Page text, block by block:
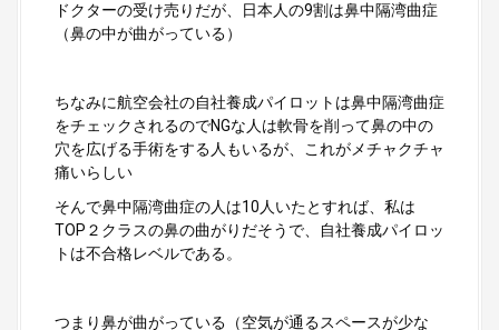
ドクターの受け売りだが、日本人の9割は鼻中隔湾曲症
（鼻の中が曲がっている）
ちなみに航空会社の自社養成パイロットは鼻中隔湾曲症
をチェックされるのでNGな人は軟骨を削って鼻の中の
穴を広げる手術をする人もいるが、これがメチャクチャ
痛いらしい
そんで鼻中隔湾曲症の人は10人いたとすれば、私は
TOP２クラスの鼻の曲がりだそうで、自社養成パイロッ
トは不合格レベルである。
つまり鼻が曲がっている（空気が通るスペースが少な